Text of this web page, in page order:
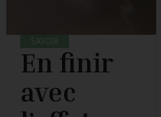
SAVOIR
En finir
avec